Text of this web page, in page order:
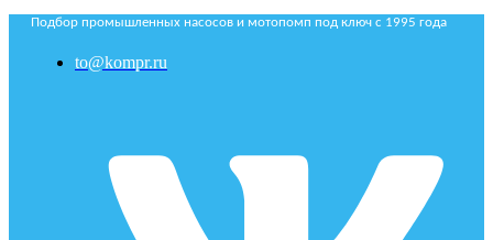
Подбор промышленных насосов и мотопомп под ключ с 1995 года
to@kompr.ru